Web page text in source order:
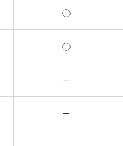
◯
◯
－
－